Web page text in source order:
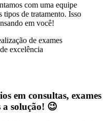
com uma equipe
tipos de tratamento. Isso
em você!
de exames
excelência
em consultas, exames
a solução! 😉